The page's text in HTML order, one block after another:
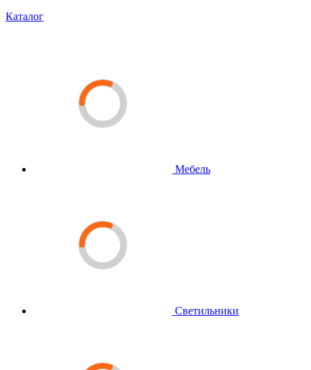
Каталог
Мебель
Светильники